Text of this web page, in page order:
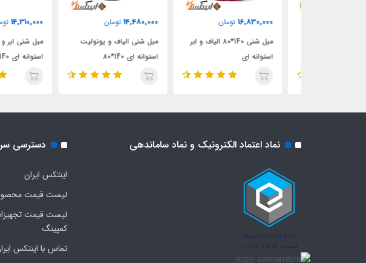
16,830,000 تومان
مبل شنی 140*80 الیاف و ابر
استوانه ای
14,480,000 تومان
مبل شنی الیاف و یونولیت
استوانه ای 140*80
14,310,000 تومان
مبل شنی ابر و
استوانه ای 140*80
نماد اعتماد الکترونیک و نماد ساماندهی دسترسی
اینتکس ایران
لیست قیمت
لیست قیمت
کمپینگ
تماس با اینتکس